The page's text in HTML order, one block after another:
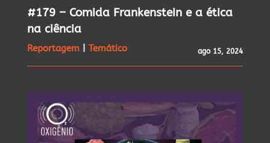
#179 – Comida Frankenstein e a ética
na ciência
Reportagem| Temático ago 15, 2024